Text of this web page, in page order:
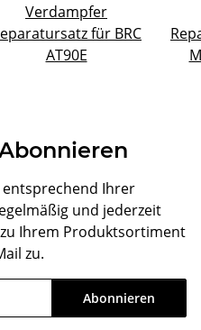
Verdampfer
für BRC
AT90E
Ihrer
und jederzeit
Ihrem Produktsortiment
zu.
Abonnieren